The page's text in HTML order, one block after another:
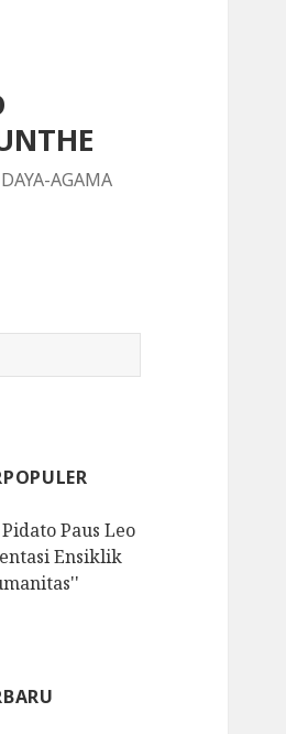
AGAMA
Paus Leo
Ensiklik